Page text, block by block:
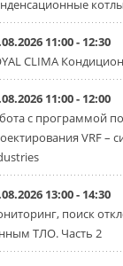
19XR
31 ИЮЛЯ
31
11:00 - 12:30
CLIMA
11:00 - 12:00
с программой
VRF –
13:00 - 14:30
поиск
ТЛО. Часть 2